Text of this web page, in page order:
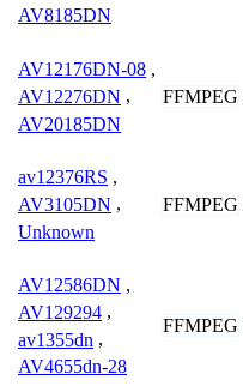
AV8185DN
AV12176DN-08 ,
AV12276DN ,
AV20185DN
FFMPEG
av12376RS ,
AV3105DN ,
Unknown
FFMPEG
AV12586DN ,
AV129294 ,
av1355dn ,
AV4655dn-28
FFMPEG